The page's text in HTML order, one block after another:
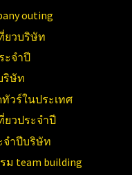
outing
ยวบริษัท
ะจำปี
ริษัท
วร์ในประเทศ
ยวประจำปี
จำปีบริษัท
ม team building